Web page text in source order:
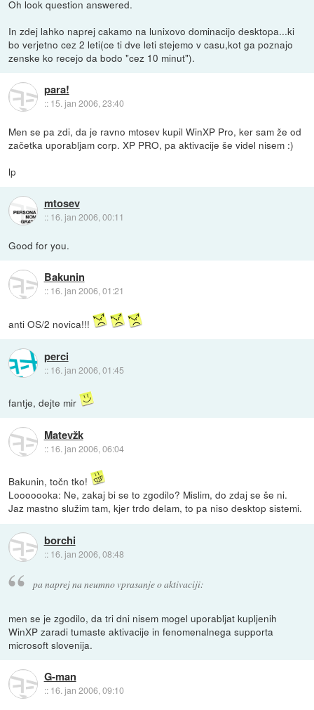
Oh look question answered.
In zdej lahko naprej cakamo na lunixovo dominacijo desktopa...ki
bo verjetno cez 2 leti(ce ti dve leti stejemo v casu,kot ga poznajo
zenske ko recejo da bodo "cez 10 minut").
para!
:: 15. jan 2006, 23:40
Men se pa zdi, da je ravno mtosev kupil WinXP Pro, ker sam že od
začetka uporabljam corp. XP PRO, pa aktivacije še videl nisem :)
lp
mtosev
:: 16. jan 2006, 00:11
Good for you.
Bakunin
:: 16. jan 2006, 01:21
anti OS/2 novica!!!
perci
:: 16. jan 2006, 01:45
fantje, dejte mir
Matevžk
:: 16. jan 2006, 06:04
Bakunin, točn tko!
Looooooka: Ne, zakaj bi se to zgodilo? Mislim, do zdaj se še ni.
Jaz mastno služim tam, kjer trdo delam, to pa niso desktop sistemi.
borchi
:: 16. jan 2006, 08:48
pa naprej na neumno vprasanje o aktivaciji:
men se je zgodilo, da tri dni nisem mogel uporabljat kupljenih
WinXP zaradi tumaste aktivacije in fenomenalnega supporta
microsoft slovenija.
G-man
:: 16. jan 2006, 09:10